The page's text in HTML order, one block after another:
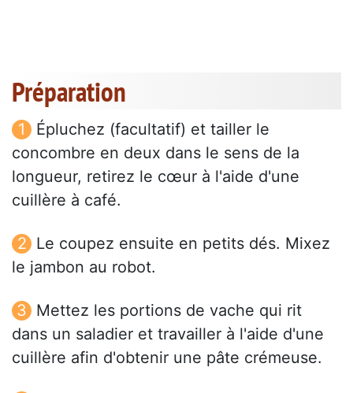
Préparation
Épluchez (facultatif) et tailler le
concombre en deux dans le sens de la
longueur, retirez le cœur à l'aide d'une
cuillère à café.
Le coupez ensuite en petits dés. Mixez
le jambon au robot.
Mettez les portions de vache qui rit
dans un saladier et travailler à l'aide d'une
cuillère afin d'obtenir une pâte crémeuse.